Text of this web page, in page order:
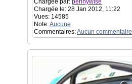
Chargée par: pennywise
Chargée le: 28 Jan 2012, 11:22
Vues: 14585
Note:Aucune
Commentaires:Aucun commentaire